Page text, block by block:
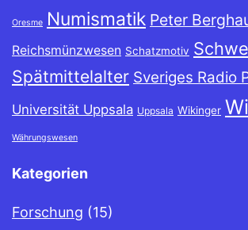
Oresme Numismatik Peter
Reichsmünzwesen Schatzmotiv
Spätmittelalter Sveriges Radio
Universität Uppsala Uppsala Wikinger
Währungswesen
Kategorien
Forschung (15)